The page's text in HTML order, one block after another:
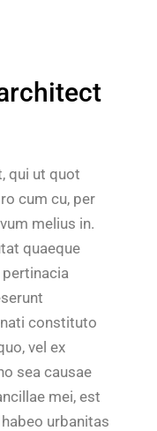
qui ut quot
cum cu, per
melius in.
quaeque
constituto
vel ex
sea causae
mei, est
urbanitas